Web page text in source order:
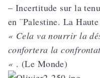
– Incertitude sur la
en ¨Palestine. La
« Cela va nourrir la
confortera la
« . (Le Monde)